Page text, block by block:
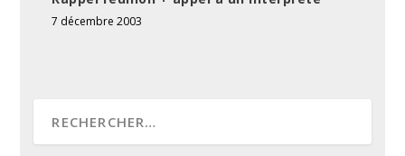
7 décembre 2003